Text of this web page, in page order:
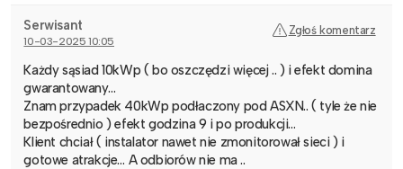
Serwisant
10-03-2025 10:05
Zgłoś komentarz
Każdy sąsiad 10kWp ( bo oszczędzi więcej .. ) i efekt domina
gwarantowany…
Znam przypadek 40kWp podłaczony pod ASXN.. ( tyle że nie
bezpośrednio ) efekt godzina 9 i po produkcji…
Klient chciał ( instalator nawet nie zmonitorował sieci ) i
gotowe atrakcje… A odbiorów nie ma ..